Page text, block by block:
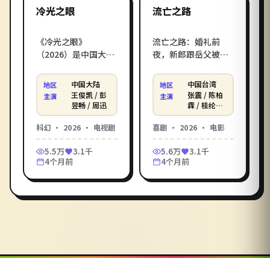
播放。
手机电脑播放。
最新
冷光之眼
《冷光之眼》
（2026）是中国大陆
作，由张猛执导，王
俊凯、彭昱畅领衔主
演——时间在某个普
通午后突然停止，唯
独一对陌生男女继续
行动。影库提供《冷
光之眼》电影在线观
看高清完整版，免费
在线观看电影一键直
达，HD 流畅画质支持
地区 中国大陆
主演
王俊凯 / 彭
昱畅 / 周迅
科幻 · 2026 · 电视剧
5.5万
3.1千
4个月前
最新
流亡之路
流亡之路：婚礼前
夜，新郎跟岳父被反
智斗勇一边互相理
解。魏德圣执导的
2026年中国台湾喜剧
话题之作，张震、陈
柏霖等实力派加盟。
影库《流亡之路》免
费高清在线观看电影
服务，每日同步院线
网络新片。
地区 中国台湾
主演
张震 / 陈柏
霖 / 桂纶镁
等
喜剧 · 2026 · 电影
5.6万
3.1千
4个月前